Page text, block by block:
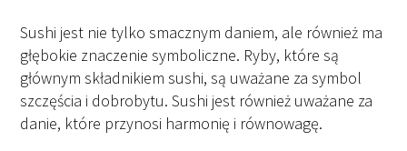
Sushi jest nie tylko smacznym daniem, ale również ma
głębokie znaczenie symboliczne. Ryby, które są
głównym składnikiem sushi, są uważane za symbol
szczęścia i dobrobytu. Sushi jest również uważane za
danie, które przynosi harmonię i równowagę.